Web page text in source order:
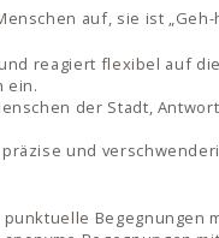
auf, sie ist „Geh-
reagiert flexibel auf
ein.
der Stadt,
und
Begegnungen